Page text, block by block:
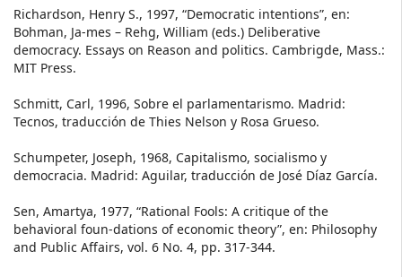
Richardson, Henry S., 1997, “Democratic intentions”, en:
Bohman, Ja-mes – Rehg, William (eds.) Deliberative
democracy. Essays on Reason and politics. Cambrigde, Mass.:
MIT Press.
Schmitt, Carl, 1996, Sobre el parlamentarismo. Madrid:
Tecnos, traducción de Thies Nelson y Rosa Grueso.
Schumpeter, Joseph, 1968, Capitalismo, socialismo y
democracia. Madrid: Aguilar, traducción de José Díaz García.
Sen, Amartya, 1977, “Rational Fools: A critique of the
behavioral foun-dations of economic theory”, en: Philosophy
and Public Affairs, vol. 6 No. 4, pp. 317-344.